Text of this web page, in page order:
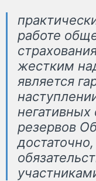
работе
жестким
является
резервов